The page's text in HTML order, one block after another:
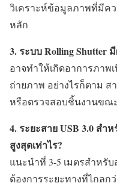
วิเคราะห์ข้อมูลภาพที่มีคว
หลัก
3. ระบบ Rolling Shutter
อาจทำให้เกิดอาการภาพ
ถ่ายภาพ อย่างไรก็ตาม ส
หรือตรวจสอบชิ้นงานขณ
4. ระยะสาย USB 3.0 สำ
สูงสุดเท่าไร?
แนะนำที่ 3-5 เมตรสำหรั
ต้องการระยะทางที่ไกลก